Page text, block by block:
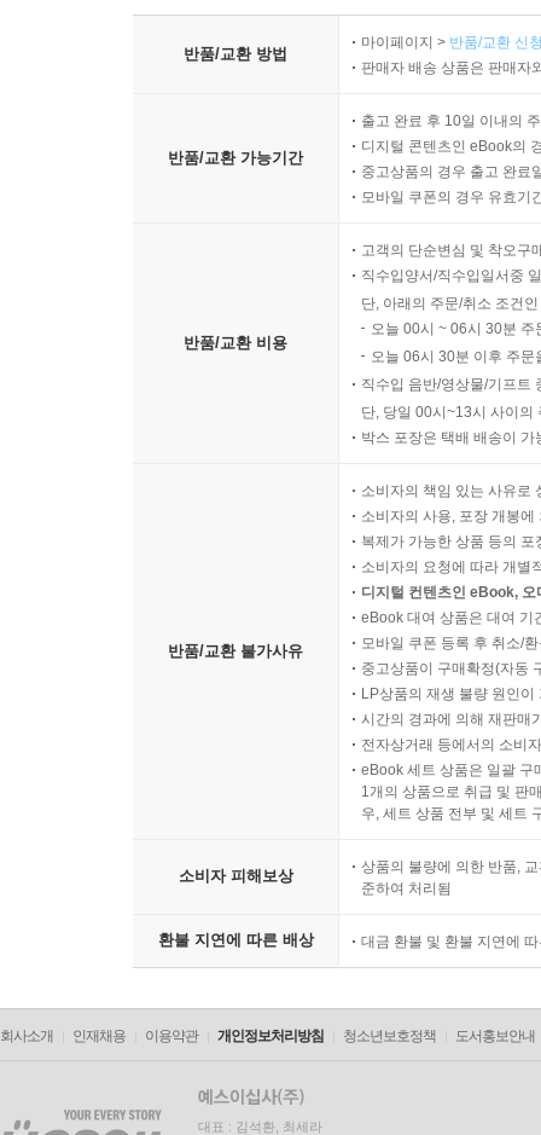
반품/교환 방법
마이페이지 > 반품/교환 신
판매자 배송 상품은 판매자
반품/교환 가능기간
출고 완료 후 10일 이내의
디지털 콘텐츠인 eBook의
중고상품의 경우 출고 완료
모바일 쿠폰의 경우 유효기
반품/교환 비용
고객의 단순변심 및 착오구
직수입양서/직수입일서중
단, 아래의 주문/취소 조건
오늘 00시 ~ 06시 30분
오늘 06시 30분 이후 주
직수입 음반/영상물/기프트
단, 당일 00시~13시 사이의
박스 포장은 택배 배송이
반품/교환 불가사유
소비자의 책임 있는 사유로
소비자의 사용, 포장 개봉
복제가 가능한 상품 등의
소비자의 요청에 따라 개별
디지털 컨텐츠인 eBook,
eBook 대여 상품은 대여 기
모바일 쿠폰 등록 후 취소/
중고상품이 구매확정(자동
LP상품의 재생 불량 원인
시간의 경과에 의해 재판매
전자상거래 등에서의 소비
eBook 세트 상품은 일괄 구
1개의 상품으로 취급 및 판
우, 세트 상품 전부 및 세트
소비자 피해보상
상품의 불량에 의한 반품,
준하여 처리됨
환불 지연에 따른 배상 대금 환불 및 환불 지연에
회사소개 인재채용 이용약관 개인정보처리방침 청소년보호정책 도서홍보안내
대표 : 김석환, 최세라